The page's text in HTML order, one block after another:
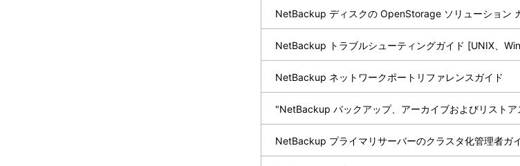
NetBackup ディスクの OpenStorage ソリューション
NetBackup トラブルシューティングガイド [UNIX、
NetBackup ネットワークポートリファレンスガイド
"NetBackup バックアップ、アーカイブおよびリストア
NetBackup プライマリサーバーのクラスタ化管理者ガ